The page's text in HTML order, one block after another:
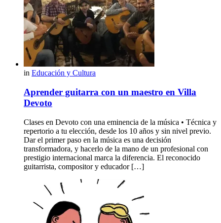
in Educación y Cultura
Aprender guitarra con un maestro en Villa
Devoto
Clases en Devoto con una eminencia de la música • Técnica y
repertorio a tu elección, desde los 10 años y sin nivel previo.
Dar el primer paso en la música es una decisión
transformadora, y hacerlo de la mano de un profesional con
prestigio internacional marca la diferencia. El reconocido
guitarrista, compositor y educador […]